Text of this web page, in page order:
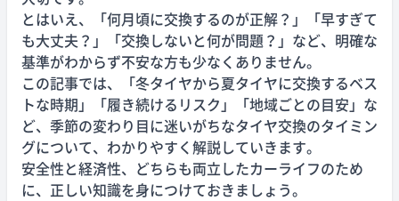
とはいえ、「何月頃に交換するのが正解？」「早すぎて
も大丈夫？」「交換しないと何が問題？」など、明確な
基準がわからず不安な方も少なくありません。
この記事では、「冬タイヤから夏タイヤに交換するベス
トな時期」「履き続けるリスク」「地域ごとの目安」な
ど、季節の変わり目に迷いがちなタイヤ交換のタイミン
グについて、わかりやすく解説していきます。
安全性と経済性、どちらも両立したカーライフのため
に、正しい知識を身につけておきましょう。